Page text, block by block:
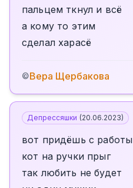
пальцем ткнул и всё
а кому то этим
сделал харасё
©Вера Щербакова
Депрессяшки (20.06.2023)
вот придёшь с работы
кот на ручки прыг
так любить не будет